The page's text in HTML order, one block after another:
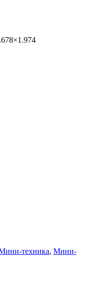
техника, Мини-